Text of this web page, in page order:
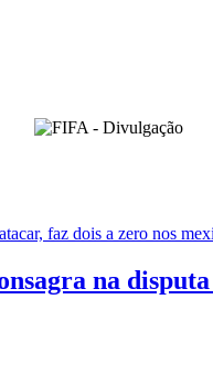
faz dois a zero nos
na